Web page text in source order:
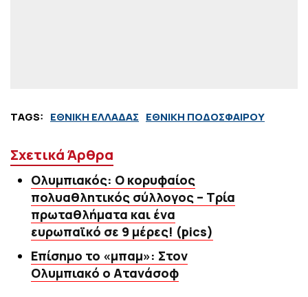
TAGS: ΕΘΝΙΚΗ ΕΛΛΑΔΑΣ ΕΘΝΙΚΗ ΠΟΔΟΣΦΑΙΡΟΥ
Σχετικά Άρθρα
Ολυμπιακός: Ο κορυφαίος
πολυαθλητικός σύλλογος – Τρία
πρωταθλήματα και ένα
ευρωπαϊκό σε 9 μέρες! (pics)
Επίσημο το «μπαμ»: Στον
Ολυμπιακό ο Ατανάσοφ